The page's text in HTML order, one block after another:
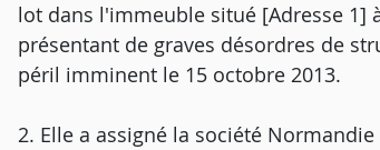
lot dans l'immeuble situé [Adresse 1]
présentant de graves désordres de
péril imminent le 15 octobre 2013.
2. Elle a assigné la société